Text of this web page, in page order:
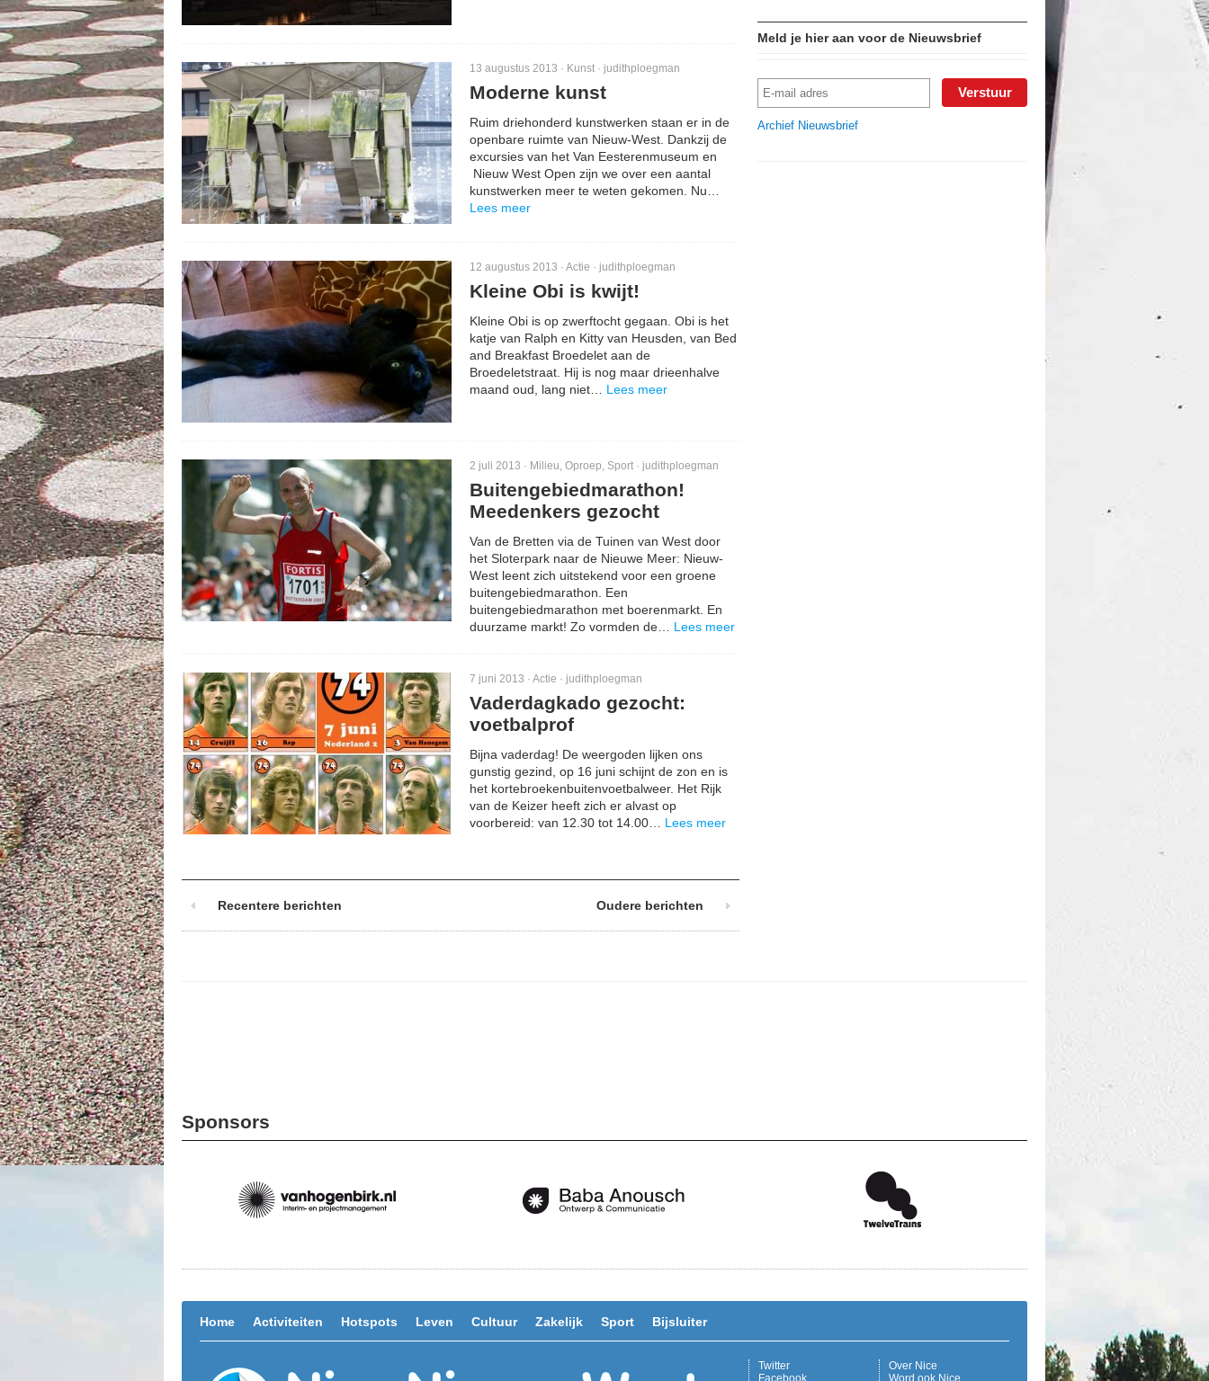
13 augustus 2013 · Kunst · judithploegman
Moderne kunst
Ruim driehonderd kunstwerken staan er in de
openbare ruimte van Nieuw-West. Dankzij de
excursies van het Van Eesterenmuseum en
Nieuw West Open zijn we over een aantal
kunstwerken meer te weten gekomen. Nu…
Lees meer
12 augustus 2013 · Actie · judithploegman
Kleine Obi is kwijt!
Kleine Obi is op zwerftocht gegaan. Obi is het
katje van Ralph en Kitty van Heusden, van Bed
and Breakfast Broedelet aan de
Broedeletstraat. Hij is nog maar drieenhalve
maand oud, lang niet… Lees meer
2 juli 2013 · Milieu, Oproep, Sport · judithploegman
Buitengebiedmarathon!
Meedenkers gezocht
Van de Bretten via de Tuinen van West door
het Sloterpark naar de Nieuwe Meer: Nieuw-
West leent zich uitstekend voor een groene
buitengebiedmarathon. Een
buitengebiedmarathon met boerenmarkt. En
duurzame markt! Zo vormden de… Lees meer
7 juni 2013 · Actie · judithploegman
Vaderdagkado gezocht:
voetbalprof
Bijna vaderdag! De weergoden lijken ons
gunstig gezind, op 16 juni schijnt de zon en is
het kortebroekenbuitenvoetbalweer. Het Rijk
van de Keizer heeft zich er alvast op
voorbereid: van 12.30 tot 14.00… Lees meer
Oudere berichten
Recentere berichten
Meld je hier aan voor de Nieuwsbrief
Archief Nieuwsbrief
Sponsors
Home Activiteiten Hotspots Leven Cultuur Zakelijk Sport Bijsluiter
Over Nice
Word ook Nice
Twitter
Facebook